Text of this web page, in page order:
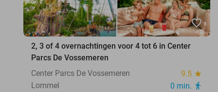
favorite_border
2, 3 of 4 overnachtingen voor 4 tot 6 in Center
Parcs De Vossemeren
Center Parcs De Vossemeren
9.5 star
Lommel 0 min. directions_walk